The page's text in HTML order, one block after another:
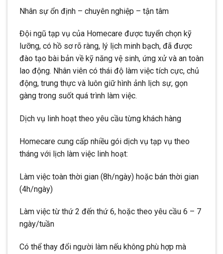
Nhân sự ổn định – chuyên nghiệp – tận tâm
Đội ngũ tạp vụ của Homecare được tuyển chọn kỹ
lưỡng, có hồ sơ rõ ràng, lý lịch minh bạch, đã được
đào tạo bài bản về kỹ năng vệ sinh, ứng xử và an toàn
lao động. Nhân viên có thái độ làm việc tích cực, chủ
động, trung thực và luôn giữ hình ảnh lịch sự, gọn
gàng trong suốt quá trình làm việc.
Dịch vụ linh hoạt theo yêu cầu từng khách hàng
Homecare cung cấp nhiều gói dịch vụ tạp vụ theo
tháng với lịch làm việc linh hoạt:
Làm việc toàn thời gian (8h/ngày) hoặc bán thời gian
(4h/ngày)
Làm việc từ thứ 2 đến thứ 6, hoặc theo yêu cầu 6 – 7
ngày/tuần
Có thể thay đổi người làm nếu không phù hợp mà